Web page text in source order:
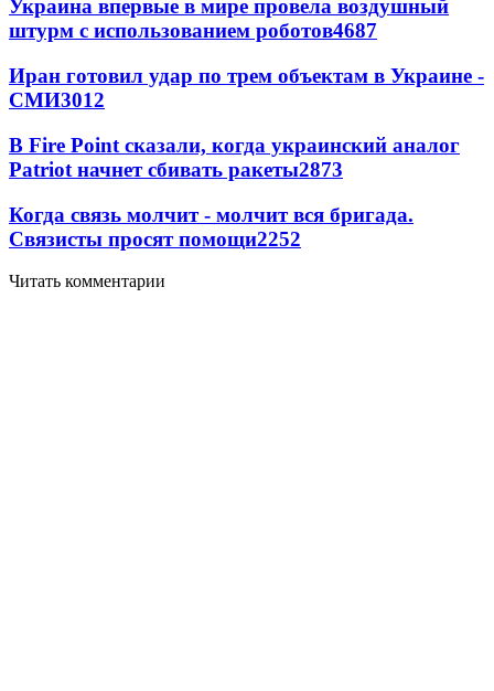
Украина впервые в мире провела воздушный
штурм с использованием роботов4687
Иран готовил удар по трем объектам в Украине -
СМИ3012
В Fire Point сказали, когда украинский аналог
Patriot начнет сбивать ракеты2873
Когда связь молчит - молчит вся бригада.
Связисты просят помощи2252
Читать комментарии